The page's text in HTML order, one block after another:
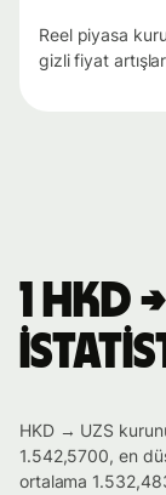
Reel piyasa
gizli fiyat
1 HKD
HKD → UZS
1.542,5700, en
ortalama